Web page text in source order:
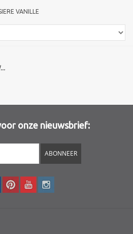
VANILLE
onze nieuwsbrief:
ABONNEER